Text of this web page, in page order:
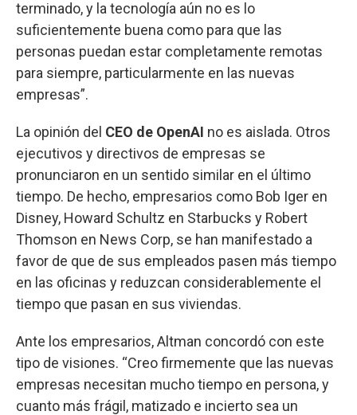
terminado, y la tecnología aún no es lo
suficientemente buena como para que las
personas puedan estar completamente remotas
para siempre, particularmente en las nuevas
empresas”.
La opinión del CEO de OpenAI no es aislada. Otros
ejecutivos y directivos de empresas se
pronunciaron en un sentido similar en el último
tiempo. De hecho, empresarios como Bob Iger en
Disney, Howard Schultz en Starbucks y Robert
Thomson en News Corp, se han manifestado a
favor de que de sus empleados pasen más tiempo
en las oficinas y reduzcan considerablemente el
tiempo que pasan en sus viviendas.
Ante los empresarios, Altman concordó con este
tipo de visiones. “Creo firmemente que las nuevas
empresas necesitan mucho tiempo en persona, y
cuanto más frágil, matizado e incierto sea un